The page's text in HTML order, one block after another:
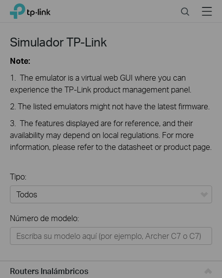
Click
navigation
TP-Link, Reliably Smart SearchMenu
Simulador TP-Link
Note:
1. The emulator is a virtual web GUI where you can
experience the TP-Link product management panel.
2. The listed emulators might not have the latest firmware.
3. The features displayed are for reference, and their
availability may depend on local regulations. For more
information, please refer to the datasheet or product page.
Tipo:
Hogar
Tapo
Negocios
Número de modelo:
Routers Inalámbricos